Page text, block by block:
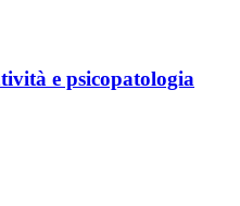
e psicopatologia